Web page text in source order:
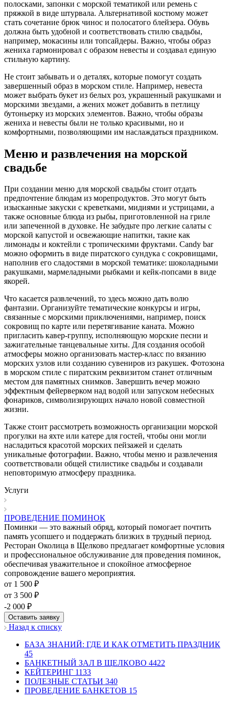
полосками, запонки с морской тематикой или ремень с
пряжкой в виде штурвала. Альтернативой костюму может
стать сочетание брюк чинос и полосатого блейзера. Обувь
должна быть удобной и соответствовать стилю свадьбы,
например, мокасины или топсайдеры. Важно, чтобы образ
жениха гармонировал с образом невесты и создавал единую
стильную картину.
Не стоит забывать и о деталях, которые помогут создать
завершенный образ в морском стиле. Например, невеста
может выбрать букет из белых роз, украшенный ракушками и
морскими звездами, а жених может добавить в петлицу
бутоньерку из морских элементов. Важно, чтобы образы
жениха и невесты были не только красивыми, но и
комфортными, позволяющими им наслаждаться праздником.
Меню и развлечения на морской
свадьбе
При создании меню для морской свадьбы стоит отдать
предпочтение блюдам из морепродуктов. Это могут быть
изысканные закуски с креветками, мидиями и устрицами, а
также основные блюда из рыбы, приготовленной на гриле
или запеченной в духовке. Не забудьте про легкие салаты с
морской капустой и освежающие напитки, такие как
лимонады и коктейли с тропическими фруктами. Candy bar
можно оформить в виде пиратского сундука с сокровищами,
наполнив его сладостями в морской тематике: шоколадными
ракушками, мармеладными рыбками и кейк-попсами в виде
якорей.
Что касается развлечений, то здесь можно дать волю
фантазии. Организуйте тематические конкурсы и игры,
связанные с морскими приключениями, например, поиск
сокровищ по карте или перетягивание каната. Можно
пригласить кавер-группу, исполняющую морские песни и
зажигательные танцевальные хиты. Для создания особой
атмосферы можно организовать мастер-класс по вязанию
морских узлов или созданию сувениров из ракушек. Фотозона
в морском стиле с пиратским реквизитом станет отличным
местом для памятных снимков. Завершить вечер можно
эффектным фейерверком над водой или запуском небесных
фонариков, символизирующих начало новой совместной
жизни.
Также стоит рассмотреть возможность организации морской
прогулки на яхте или катере для гостей, чтобы они могли
насладиться красотой морских пейзажей и сделать
уникальные фотографии. Важно, чтобы меню и развлечения
соответствовали общей стилистике свадьбы и создавали
неповторимую атмосферу праздника.
Услуги
ПРОВЕДЕНИЕ ПОМИНОК
Поминки — это важный обряд, который помогает почтить
память усопшего и поддержать близких в трудный период.
Ресторан Околица в Щелково предлагает комфортные условия
и профессиональное обслуживание для проведения поминок,
обеспечивая уважительное и спокойное атмосферное
сопровождение вашего мероприятия.
от 1 500 ₽
от 3 500 ₽
-2 000 ₽
Оставить заявку
Назад к списку
БАЗА ЗНАНИЙ: ГДЕ И КАК ОТМЕТИТЬ ПРАЗДНИК
45
БАНКЕТНЫЙ ЗАЛ В ЩЕЛКОВО 4422
КЕЙТЕРИНГ 1133
ПОЛЕЗНЫЕ СТАТЬИ 340
ПРОВЕДЕНИЕ БАНКЕТОВ 15